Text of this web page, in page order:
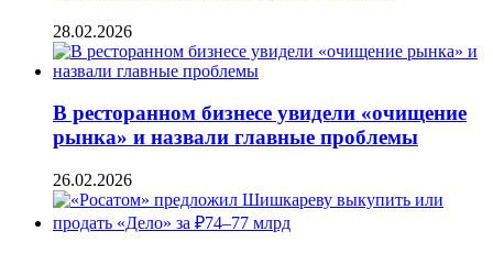
28.02.2026
В ресторанном бизнесе увидели «очищение
рынка» и назвали главные проблемы
26.02.2026